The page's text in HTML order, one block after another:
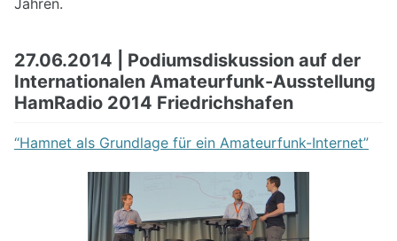
27.06.2014 | Podiumsdiskussion auf der
Internationalen Amateurfunk-Ausstellung
HamRadio 2014 Friedrichshafen
“Hamnet als Grundlage für ein Amateurfunk-Internet”